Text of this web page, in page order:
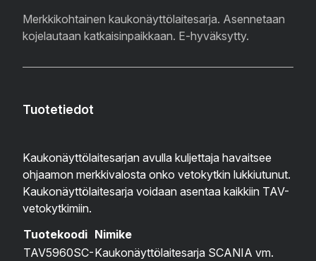
Merkkikohtainen kaukonäyttölaitesarja. Asennetaan
kojelautaan katkaisinpaikkaan. E-hyväksytty.
Tuotetiedot
Kaukonäyttölaitesarjan avulla kuljettaja havaitsee
ohjaamon merkkivalosta onko vetokytkin lukkiutunut.
Kaukonäyttölaitesarja voidaan asentaa kaikkiin TAV-
vetokytkimiin.
Tuotekoodi Nimike
TAV5960SC-Kaukonäyttölaitesarja SCANIA vm.